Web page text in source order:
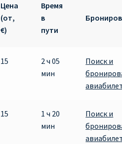
Цена
(от,
€)
Время
в
пути
15
2 ч 05
мин
Поиск и
15
1 ч 20
мин
Поиск и